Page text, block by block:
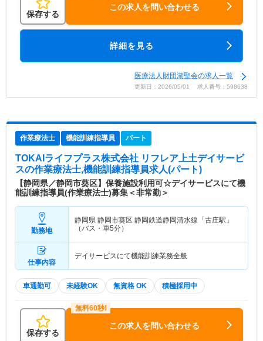
保存する
この求人を問い合わせる
詳細を見る
医療法人財団湖聖会の求人一覧
更新日：2026/05/01 求人番号：598638
作業療法士 機能訓練指導員 パート
TOKAIライフプラス株式会社 リフレア上土デイサービ
スの作業療法士,機能訓練指導員求人(パート)
【静岡県／静岡市葵区】保養施設利用可☆デイサービスにて機
能訓練指導員(作業療法士)募集＜非常勤＞
勤務地
静岡県 静岡市葵区 静岡鉄道静岡清水線「古庄駅」
（バス・車5分）
仕事内容
デイサービスにて機能訓練業務全般
車通勤可 未経験OK 無資格 OK 積極採用中
保存する
この求人を問い合わせる